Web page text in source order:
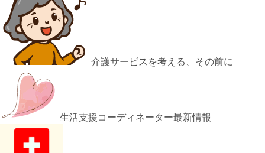
介護サービスを考える、その前に
生活支援コーディネーター最新情報